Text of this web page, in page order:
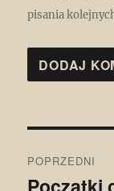
pisania
wpisu
POPRZEDNI
Poprzedni